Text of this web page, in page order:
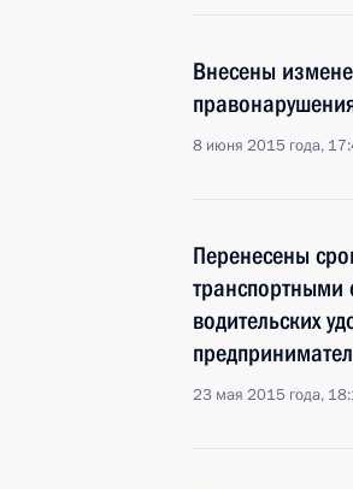
Внесены
8 июня 2015 года,
Перенесены
транспортными
водительских
23 мая 2015 года,